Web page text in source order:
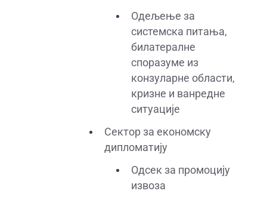
Одељење за
системска питања,
билатералне
споразуме из
конзуларне области,
кризне и ванредне
ситуације
Сектор за економску
дипломатију
Одсек за промоцију
извоза